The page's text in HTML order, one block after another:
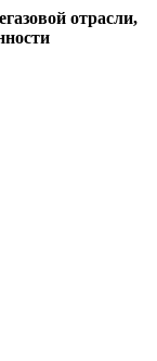
отрасли,